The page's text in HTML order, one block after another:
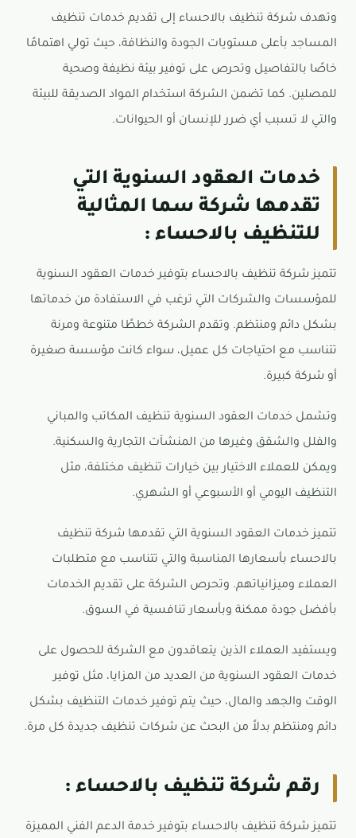
وتهدف شركة تنظيف بالاحساء إلى تقديم خدمات تنظيف
المساجد بأعلى مستويات الجودة والنظافة، حيث تولي اهتمامًا
خاصًا بالتفاصيل وتحرص على توفير بيئة نظيفة وصحية
للمصلين. كما تضمن الشركة استخدام المواد الصديقة للبيئة
والتي لا تسبب أي ضرر للإنسان أو الحيوانات.
خدمات العقود السنوية التي
تقدمها شركة سما المثالية
للتنظيف بالاحساء :
تتميز شركة تنظيف بالاحساء بتوفير خدمات العقود السنوية
للمؤسسات والشركات التي ترغب في الاستفادة من خدماتها
بشكل دائم ومنتظم. وتقدم الشركة خططًا متنوعة ومرنة
تتناسب مع احتياجات كل عميل، سواء كانت مؤسسة صغيرة
أو شركة كبيرة.
وتشمل خدمات العقود السنوية تنظيف المكاتب والمباني
والفلل والشقق وغيرها من المنشآت التجارية والسكنية.
ويمكن للعملاء الاختيار بين خيارات تنظيف مختلفة، مثل
التنظيف اليومي أو الأسبوعي أو الشهري.
تتميز خدمات العقود السنوية التي تقدمها شركة تنظيف
بالاحساء بأسعارها المناسبة والتي تتناسب مع متطلبات
العملاء وميزانياتهم. وتحرص الشركة على تقديم الخدمات
بأفضل جودة ممكنة وبأسعار تنافسية في السوق.
ويستفيد العملاء الذين يتعاقدون مع الشركة للحصول على
خدمات العقود السنوية من العديد من المزايا، مثل توفير
الوقت والجهد والمال، حيث يتم توفير خدمات التنظيف بشكل
دائم ومنتظم بدلاً من البحث عن شركات تنظيف جديدة كل مرة.
رقم شركة تنظيف بالاحساء :
تتميز شركة تنظيف بالاحساء بتوفير خدمة الدعم الفني المميزة